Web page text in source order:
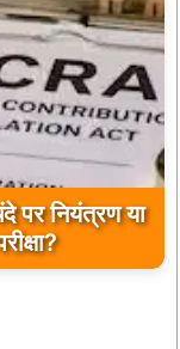
पर नियंत्रण या